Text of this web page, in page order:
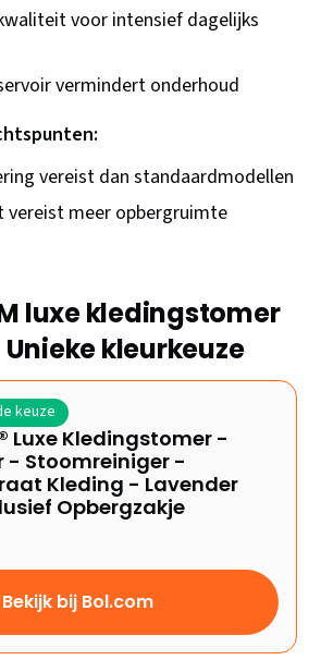
voor intensief dagelijks
vermindert onderhoud
vereist dan standaardmodellen
vereist meer opbergruimte
luxe kledingstomer
kleurkeuze
keuze
Luxe Kledingstomer -
- Stoomreiniger -
Kleding - Lavender
Opbergzakje
Bekijk bij Bol.com